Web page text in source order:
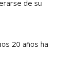
de su
20 años ha